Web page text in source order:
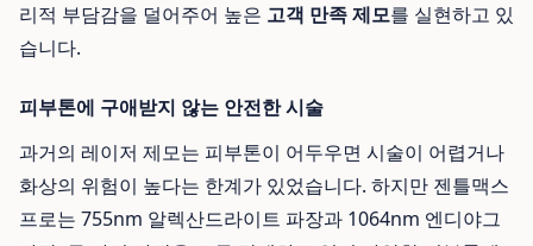
리적 부담감을 덜어주어 높은 고객 만족 제모를 실현하고 있
습니다.
피부톤에 구애받지 않는 안전한 시술
과거의 레이저 제모는 피부톤이 어두우면 시술이 어렵거나
화상의 위험이 높다는 한계가 있었습니다. 하지만 젠틀맥스
프로는 755nm 알렉산드라이트 파장과 1064nm 엔디야그